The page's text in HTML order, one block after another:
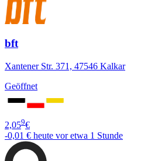
bft
Xantener Str. 371, 47546 Kalkar
Geöffnet
2,059€
-0,01 € heute vor etwa 1 Stunde